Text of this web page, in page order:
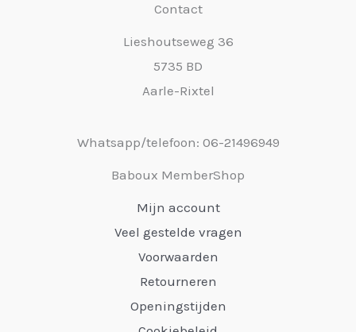
Contact
Lieshoutseweg 36
5735 BD
Aarle-Rixtel
Whatsapp/telefoon: 06-21496949
Baboux MemberShop
Mijn account
Veel gestelde vragen
Voorwaarden
Retourneren
Openingstijden